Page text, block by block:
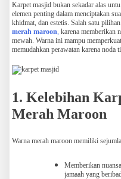
Karpet masjid bukan sekadar alas
elemen penting dalam menciptakan
khidmat, dan estetis. Salah satu
merah maroon, karena memberikan
mewah. Warna ini mampu
memudahkan perawatan karena noda
1. Kelebihan
Merah Maroon
Warna merah maroon memiliki
Memberikan
jamaah yang